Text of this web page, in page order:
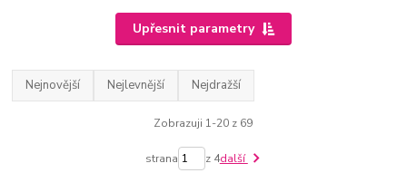
Upřesnit parametry
Nejnovější Nejlevnější Nejdražší
Zobrazuji 1-20 z 69
strana z 4další